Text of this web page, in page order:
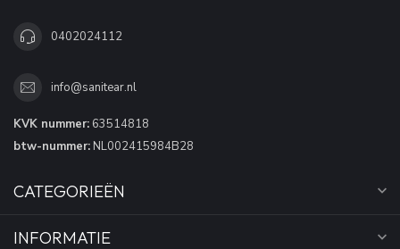
0402024112
info@sanitear.nl
KVK nummer: 63514818
btw-nummer: NL002415984B28
CATEGORIEËN
INFORMATIE